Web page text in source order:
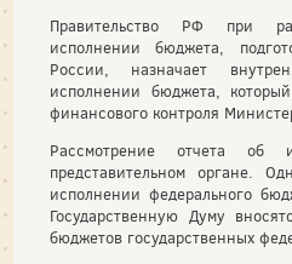
Правительство РФ при
исполнении бюджета,
России, назначает
исполнении бюджета,
финансового контроля
Рассмотрение отчета об
представительном органе.
исполнении федерального
Государственную Думу
бюджетов государственных